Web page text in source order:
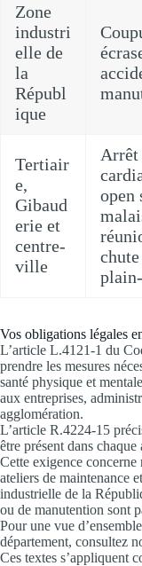
Zone
industri
elle de
la
Républ
ique
Tertiair
e,
Gibaud
erie et
centre-
ville
Arrêt
open
Vos obligations légales
L’article L.4121-1 du
prendre les mesures
santé physique et
aux entreprises,
agglomération.
L’article R.4224-15
être présent dans
Cette exigence concerne
ateliers de maintenance
industrielle de la
ou de manutention sont
Pour une vue
département, consultez
Ces textes s’appliquent